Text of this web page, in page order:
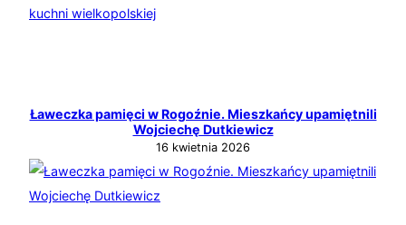
Ławeczka pamięci w Rogoźnie. Mieszkańcy upamiętnili
Wojciechę Dutkiewicz
16 kwietnia 2026